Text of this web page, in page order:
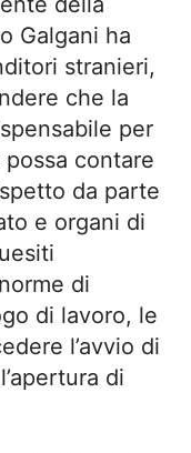
Galgani ha
stranieri,
che la
per
contare
da parte
e organi di
di
di lavoro, le
l’avvio di
di